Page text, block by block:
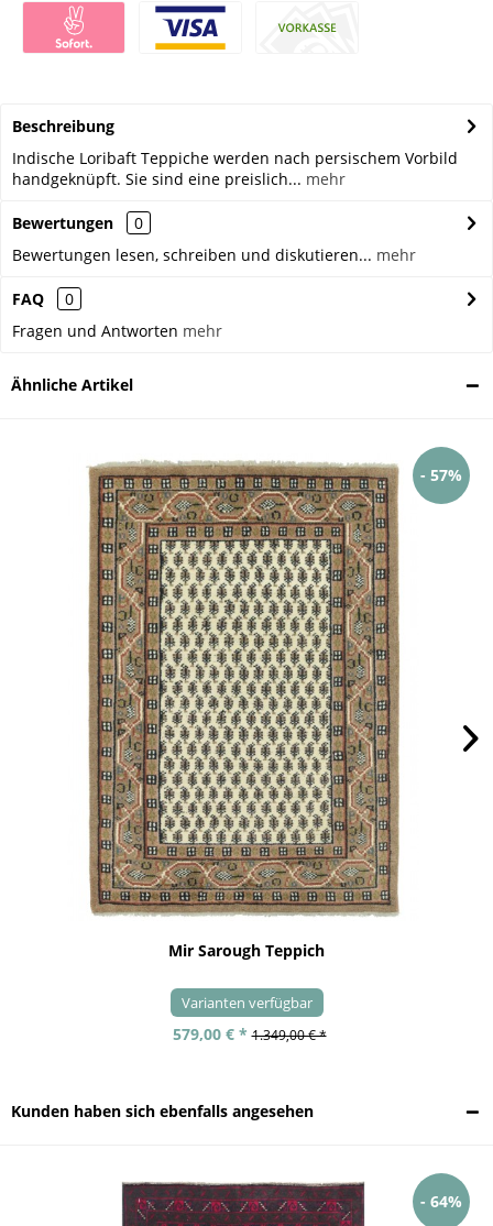
Beschreibung
Indische Loribaft Teppiche werden nach persischem Vorbild
handgeknüpft. Sie sind eine preislich... mehr
Bewertungen
0
Bewertungen lesen, schreiben und diskutieren... mehr
FAQ
0
Fragen und Antworten mehr
Ähnliche Artikel
- 57%
Mir Sarough Teppich
Varianten verfügbar
579,00 € * 1.349,00 € *
Kunden haben sich ebenfalls angesehen
- 64%